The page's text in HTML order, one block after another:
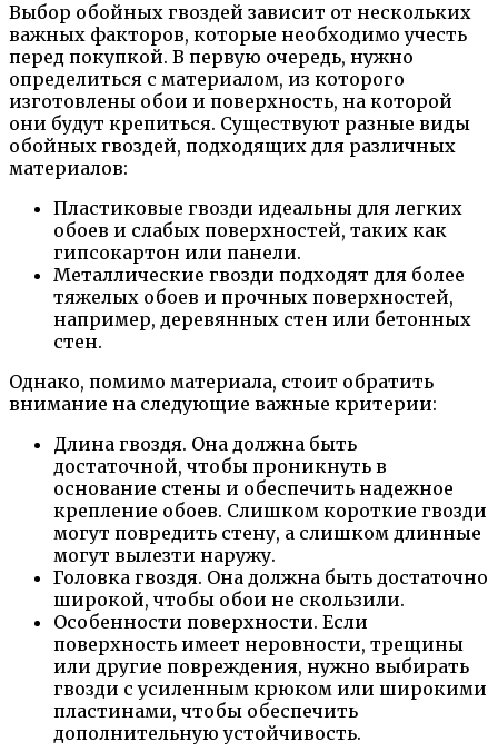
Выбор обойных гвоздей зависит от нескольких
важных факторов, которые необходимо учесть
перед покупкой. В первую очередь, нужно
определиться с материалом, из которого
изготовлены обои и поверхность, на которой
они будут крепиться. Существуют разные виды
обойных гвоздей, подходящих для различных
материалов:
Пластиковые гвозди идеальны для легких
обоев и слабых поверхностей, таких как
гипсокартон или панели.
Металлические гвозди подходят для более
тяжелых обоев и прочных поверхностей,
например, деревянных стен или бетонных
стен.
Однако, помимо материала, стоит обратить
внимание на следующие важные критерии:
Длина гвоздя. Она должна быть
достаточной, чтобы проникнуть в
основание стены и обеспечить надежное
крепление обоев. Слишком короткие гвозди
могут повредить стену, а слишком длинные
могут вылезти наружу.
Головка гвоздя. Она должна быть достаточно
широкой, чтобы обои не скользили.
Особенности поверхности. Если
поверхность имеет неровности, трещины
или другие повреждения, нужно выбирать
гвозди с усиленным крюком или широкими
пластинами, чтобы обеспечить
дополнительную устойчивость.